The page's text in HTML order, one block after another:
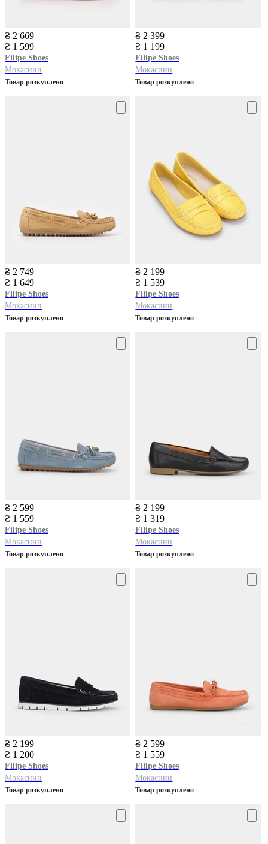
₴ 2 669
₴ 1 599
Filipe Shoes
Мокасини
Товар розкуплено
₴ 2 399
₴ 1 199
Filipe Shoes
Мокасини
Товар розкуплено
₴ 2 749
₴ 1 649
Filipe Shoes
Мокасини
Товар розкуплено
₴ 2 199
₴ 1 539
Filipe Shoes
Мокасини
Товар розкуплено
₴ 2 599
₴ 1 559
Filipe Shoes
Мокасини
Товар розкуплено
₴ 2 199
₴ 1 319
Filipe Shoes
Мокасини
Товар розкуплено
₴ 2 199
₴ 1 200
Filipe Shoes
Мокасини
Товар розкуплено
₴ 2 599
₴ 1 559
Filipe Shoes
Мокасини
Товар розкуплено